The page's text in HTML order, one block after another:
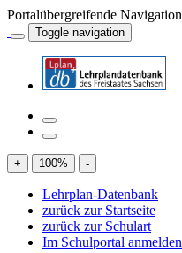
Portalübergreifende Navigation
Toggle navigation
+ 100% -
Lehrplan-Datenbank
zurück zur Startseite
zurück zur Schulart
Im Schulportal anmelden